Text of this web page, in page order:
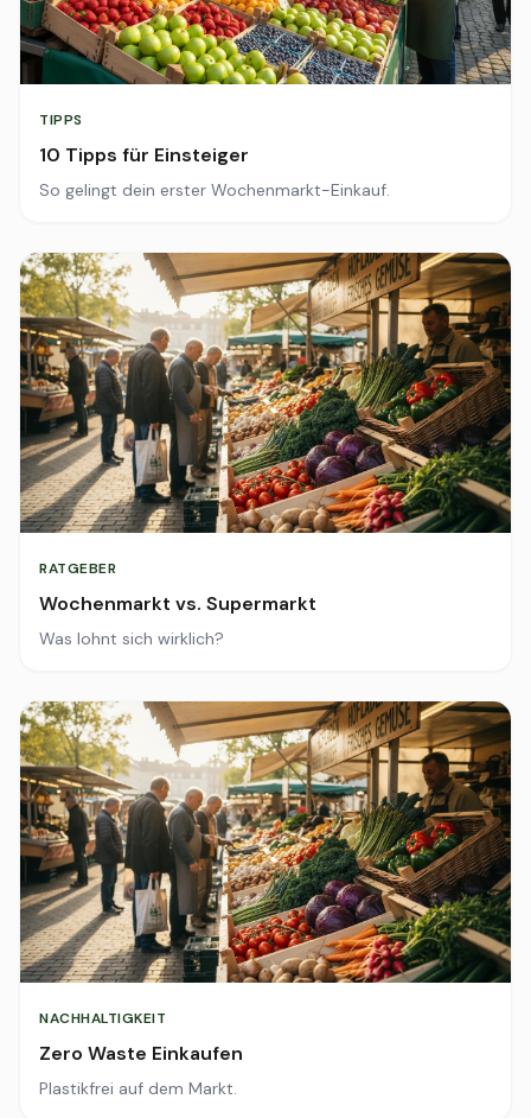
TIPPS
10 Tipps für Einsteiger
So gelingt dein erster Wochenmarkt-Einkauf.
RATGEBER
Wochenmarkt vs. Supermarkt
Was lohnt sich wirklich?
NACHHALTIGKEIT
Zero Waste Einkaufen
Plastikfrei auf dem Markt.